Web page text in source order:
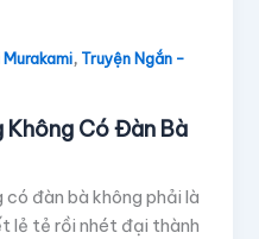
, Truyện Ngắn -
Không Có Đàn Bà
có đàn bà không phải là
lẻ tẻ rồi nhét đại thành